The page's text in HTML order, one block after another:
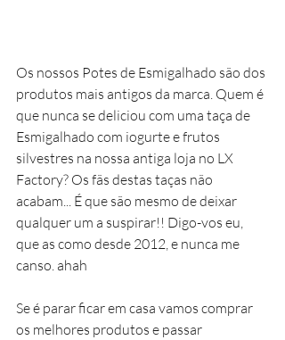
Os nossos Potes de Esmigalhado são dos
produtos mais antigos da marca. Quem é
que nunca se deliciou com uma taça de
Esmigalhado com iogurte e frutos
silvestres na nossa antiga loja no LX
Factory? Os fãs destas taças não
acabam... É que são mesmo de deixar
qualquer um a suspirar!! Digo-vos eu,
que as como desde 2012, e nunca me
canso. ahah
Se é parar ficar em casa vamos comprar
os melhores produtos e passar